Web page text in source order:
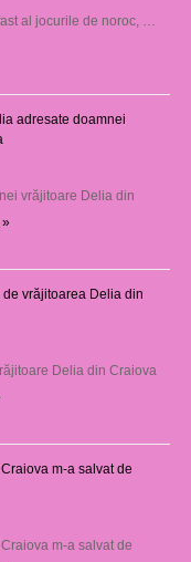
al jocurile de noroc, …
adresate doamnei
vrăjitoare Delia din
»
vrăjitoarea Delia din
Delia din Craiova
m-a salvat de
m-a salvat de